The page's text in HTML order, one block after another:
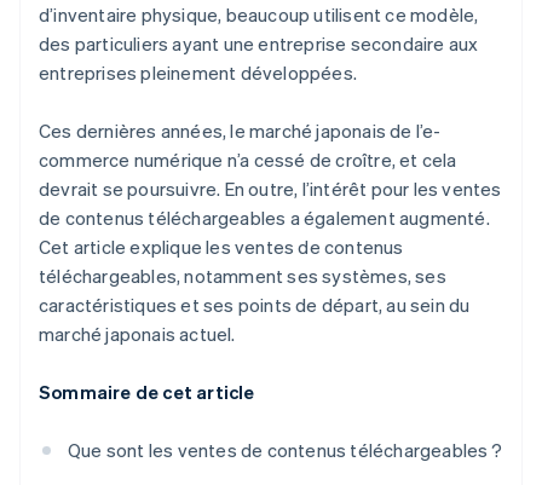
d’inventaire physique, beaucoup utilisent ce modèle,
des particuliers ayant une entreprise secondaire aux
entreprises pleinement développées.
Ces dernières années, le marché japonais de l’e-
commerce numérique n’a cessé de croître, et cela
devrait se poursuivre. En outre, l’intérêt pour les ventes
de contenus téléchargeables a également augmenté.
Cet article explique les ventes de contenus
téléchargeables, notamment ses systèmes, ses
caractéristiques et ses points de départ, au sein du
marché japonais actuel.
Sommaire de cet article
Que sont les ventes de contenus téléchargeables ?